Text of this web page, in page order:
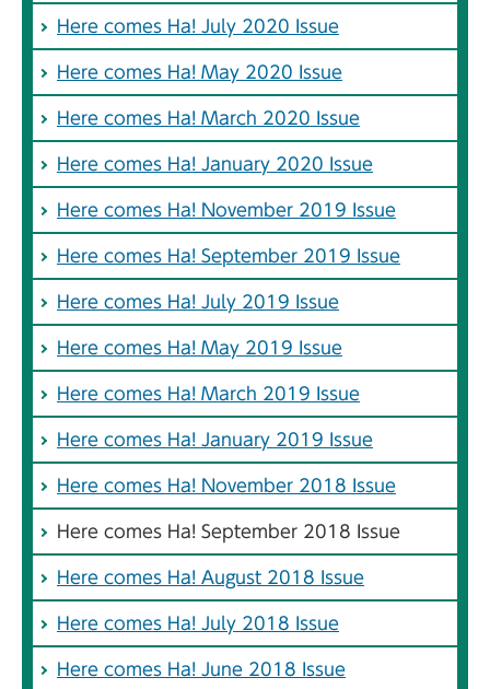
Here comes Ha! July 2020 Issue
Here comes Ha! May 2020 Issue
Here comes Ha! March 2020 Issue
Here comes Ha! January 2020 Issue
Here comes Ha! November 2019 Issue
Here comes Ha! September 2019 Issue
Here comes Ha! July 2019 Issue
Here comes Ha! May 2019 Issue
Here comes Ha! March 2019 Issue
Here comes Ha! January 2019 Issue
Here comes Ha! November 2018 Issue
Here comes Ha! September 2018 Issue
Here comes Ha! August 2018 Issue
Here comes Ha! July 2018 Issue
Here comes Ha! June 2018 Issue